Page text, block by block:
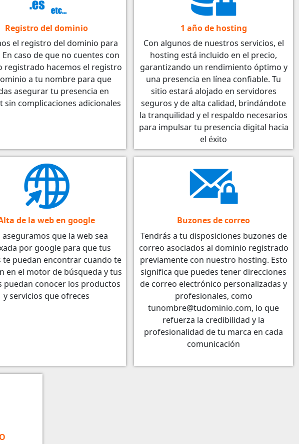
Registro del dominio
el registro del dominio para
En caso de que no cuentes con
registrado hacemos el registro
a tu nombre para que
asegurar tu presencia en
sin complicaciones adicionales
1 año de hosting
Con algunos de nuestros servicios, el
hosting está incluido en el precio,
garantizando un rendimiento óptimo y
una presencia en línea confiable. Tu
sitio estará alojado en servidores
seguros y de alta calidad, brindándote
la tranquilidad y el respaldo necesarios
para impulsar tu presencia digital hacia
el éxito
de la web en google
aseguramos que la web sea
por google para que tus
te puedan encontrar cuando te
en el motor de búsqueda y tus
puedan conocer los productos
y servicios que ofreces
Buzones de correo
Tendrás a tu disposiciones buzones de
correo asociados al dominio registrado
previamente con nuestro hosting. Esto
significa que puedes tener direcciones
de correo electrónico personalizadas y
profesionales, como
tunombre@tudominio.com, lo que
refuerza la credibilidad y la
profesionalidad de tu marca en cada
comunicación